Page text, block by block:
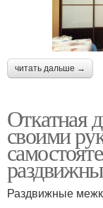
читать дальше →
Откатная
своими
Раздвижные